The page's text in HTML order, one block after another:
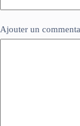
Ajouter un